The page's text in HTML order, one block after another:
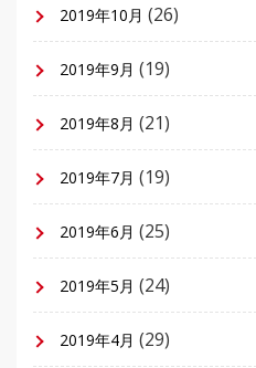
2019年10月 (26)
2019年9月 (19)
2019年8月 (21)
2019年7月 (19)
2019年6月 (25)
2019年5月 (24)
2019年4月 (29)